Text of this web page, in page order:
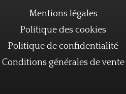
Mentions légales
Politique des cookies
Politique de confidentialité
Conditions générales de vente